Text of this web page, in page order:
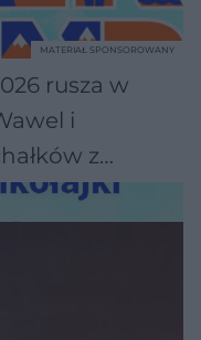
rusza w
i
z
MATERIAŁ SPONSOROWANY